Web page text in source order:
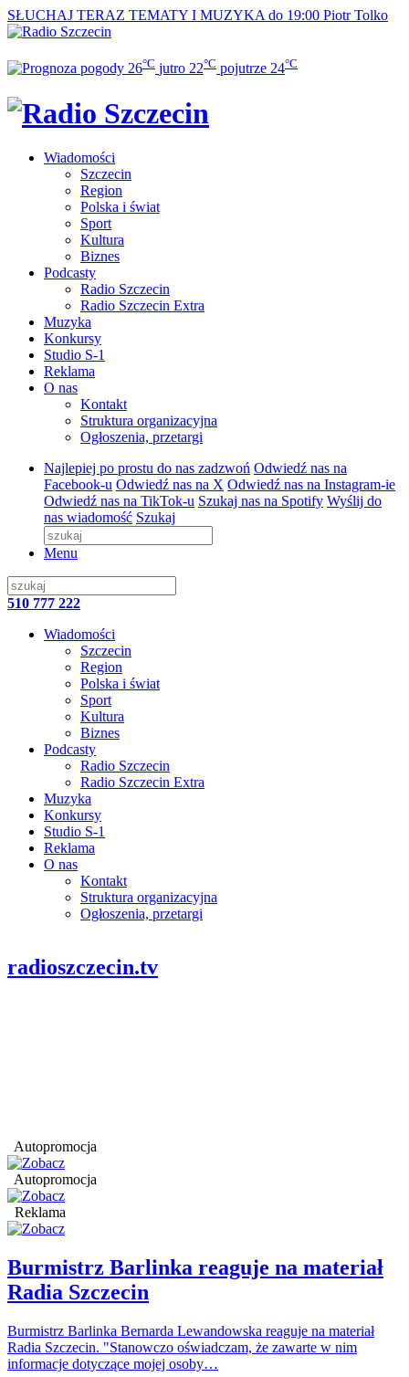
SŁUCHAJ TERAZ TEMATY I MUZYKA do 19:00 Piotr Tolko
26°C jutro 22°C pojutrze 24°C
Wiadomości
Szczecin
Region
Polska i świat
Sport
Kultura
Biznes
Podcasty
Radio Szczecin
Radio Szczecin Extra
Muzyka
Konkursy
Studio S-1
Reklama
O nas
Kontakt
Struktura organizacyjna
Ogłoszenia, przetargi
Najlepiej po prostu do nas zadzwoń Odwiedź nas na
Facebook-u Odwiedź nas na X Odwiedź nas na Instagram-ie
Odwiedź nas na TikTok-u Szukaj nas na Spotify Wyślij do
nas wiadomość Szukaj
Menu
510 777 222
Wiadomości
Szczecin
Region
Polska i świat
Sport
Kultura
Biznes
Podcasty
Radio Szczecin
Radio Szczecin Extra
Muzyka
Konkursy
Studio S-1
Reklama
O nas
Kontakt
Struktura organizacyjna
Ogłoszenia, przetargi
radioszczecin.tv
Autopromocja
Autopromocja
Reklama
Burmistrz Barlinka reaguje na materiał
Radia Szczecin
Burmistrz Barlinka Bernarda Lewandowska reaguje na materiał
Radia Szczecin. "Stanowczo oświadczam, że zawarte w nim
informacje dotyczące mojej osoby…